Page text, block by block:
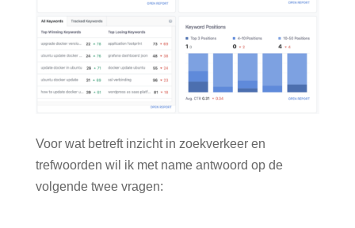
Voor wat betreft inzicht in zoekverkeer en
trefwoorden wil ik met name antwoord op de
volgende twee vragen: